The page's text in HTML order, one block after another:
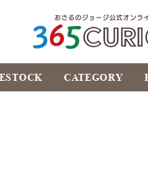
おさるのジョー
ンラインストア
CATEGORY